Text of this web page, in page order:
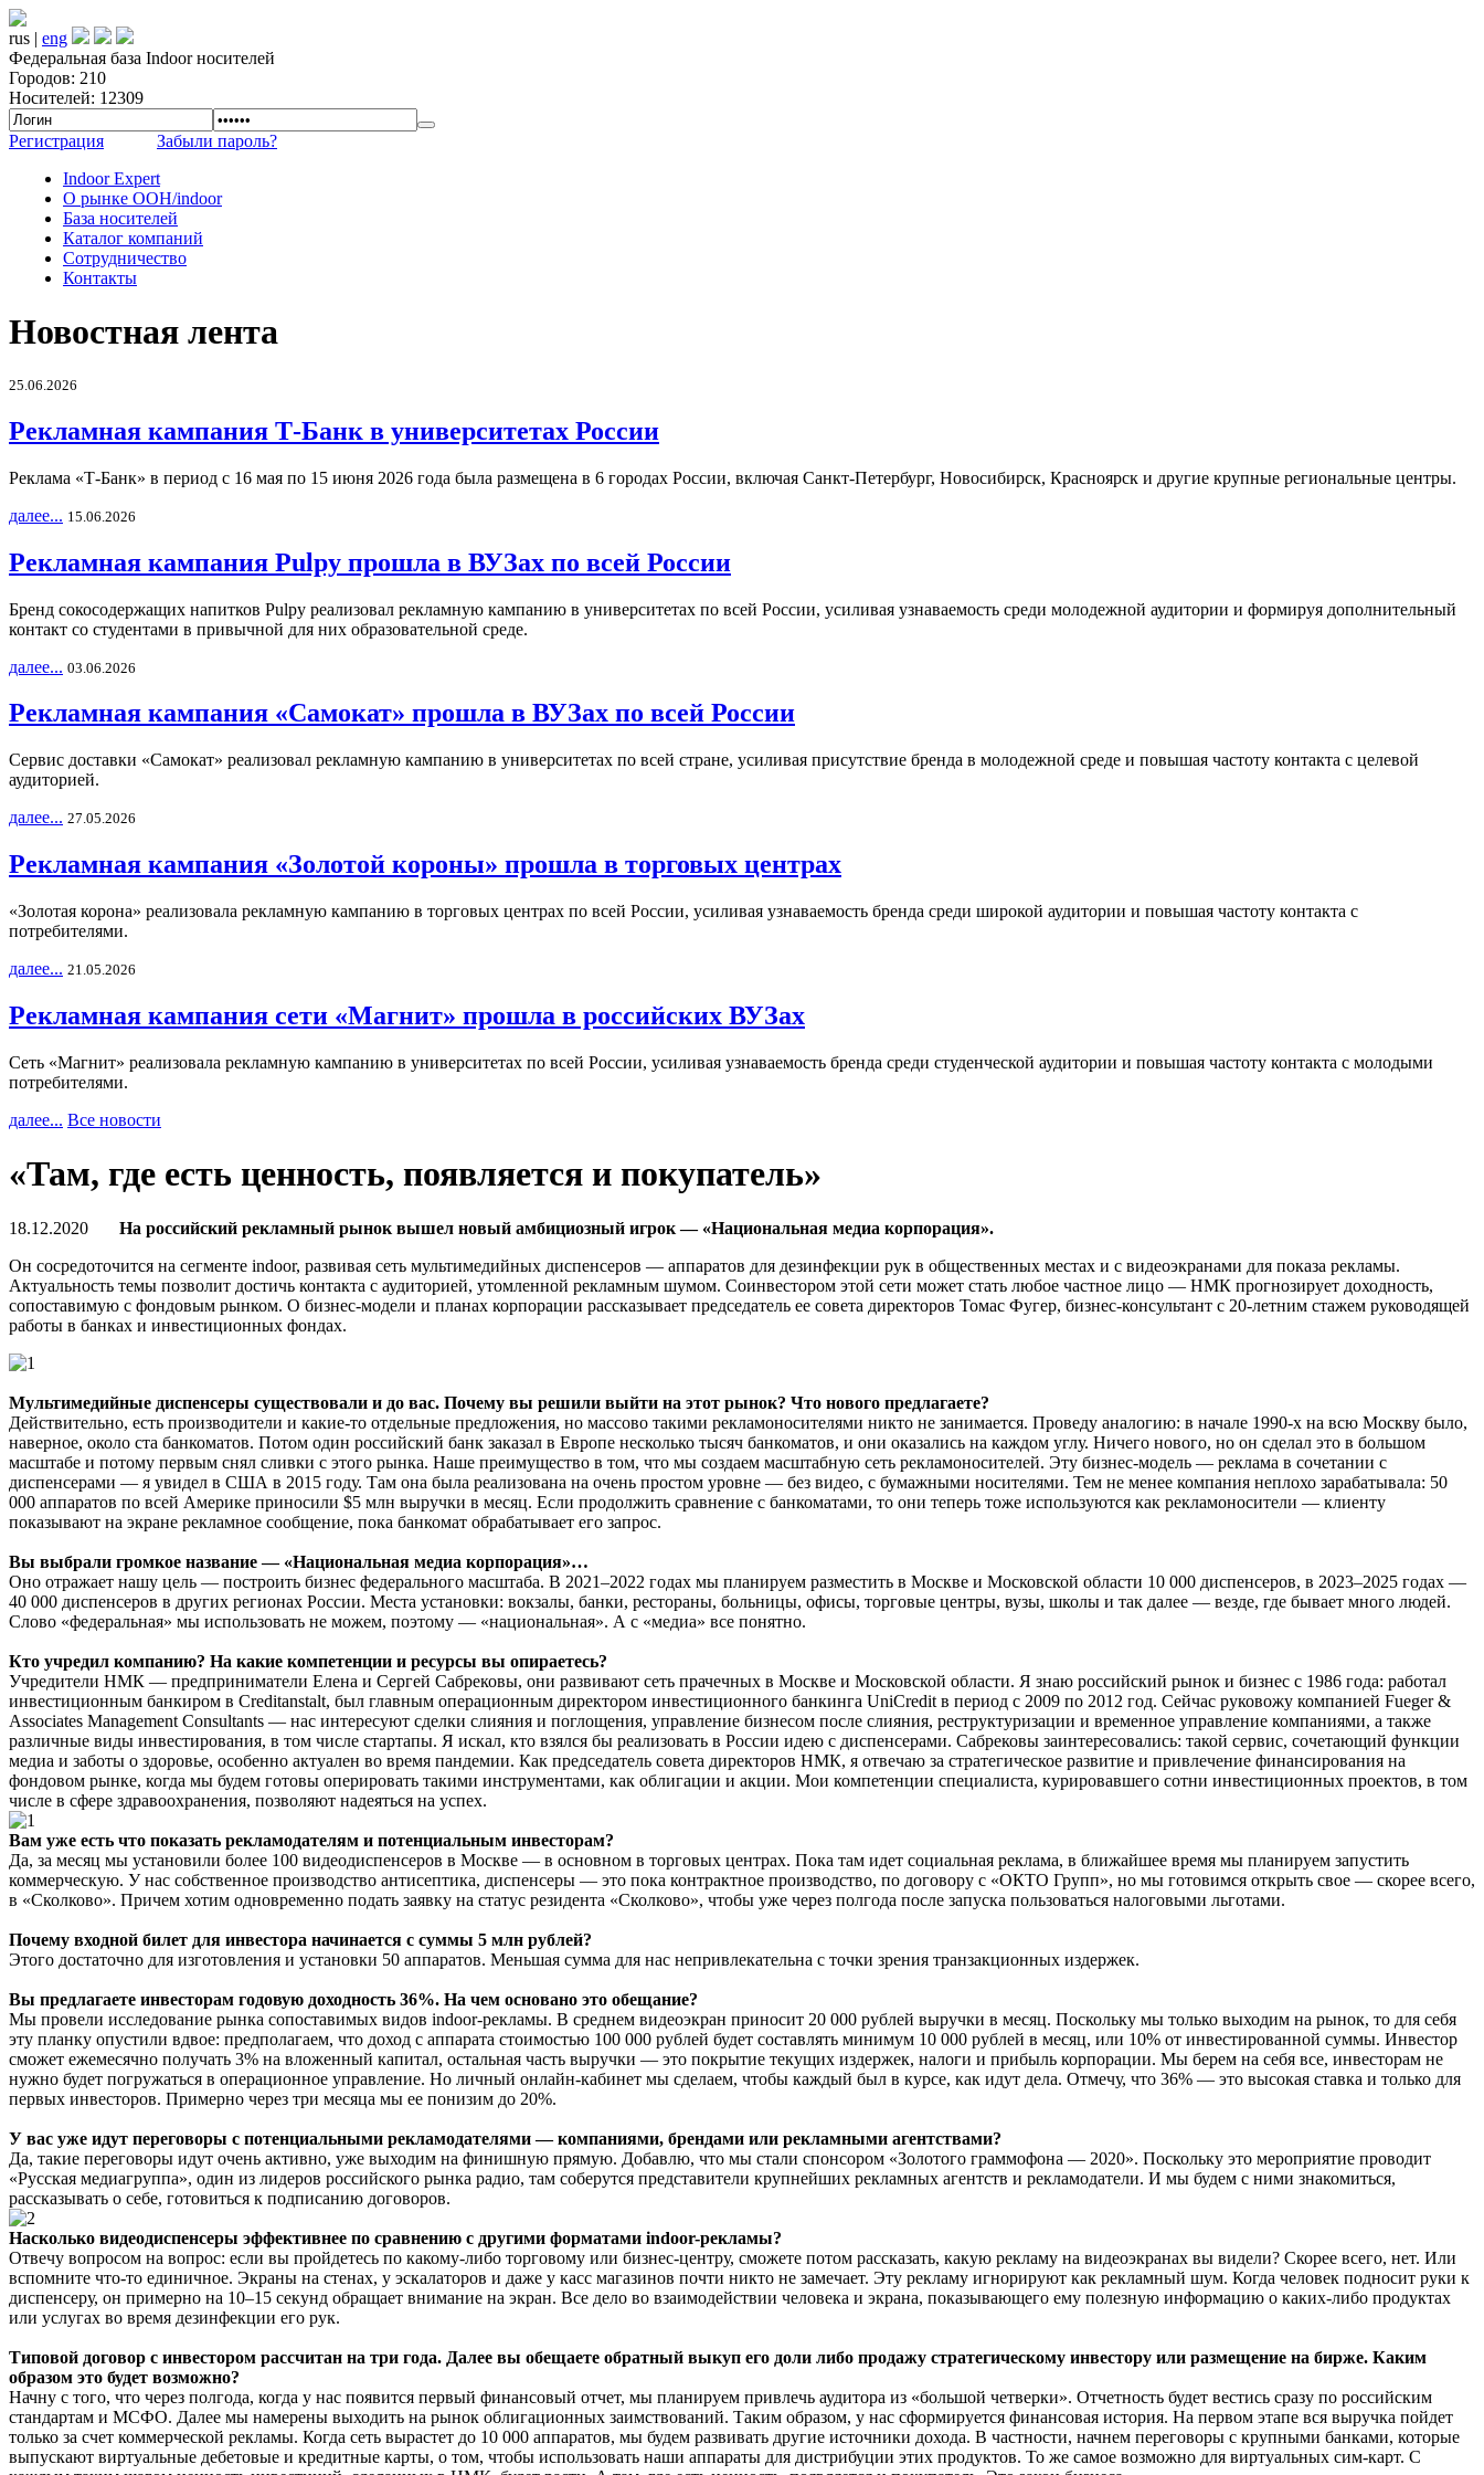
rus | eng
Федеральная база Indoor носителей
Городов: 210
Носителей: 12309
Регистрация
Забыли пароль?
Indoor Expert
О рынке OOH/indoor
База носителей
Каталог компаний
Сотрудничество
Контакты
Новостная лента
25.06.2026
Рекламная кампания Т-Банк в университетах России
Реклама «Т-Банк» в период с 16 мая по 15 июня 2026 года была размещена в 6 городах России, включая Санкт-Петербург, Новосибирск, Красноярск и другие крупные региональные центры.
далее... 15.06.2026
Рекламная кампания Pulpy прошла в ВУЗах по всей России
Бренд сокосодержащих напитков Pulpy реализовал рекламную кампанию в университетах по всей России, усиливая узнаваемость среди молодежной аудитории и формируя дополнительный
контакт со студентами в привычной для них образовательной среде.
далее... 03.06.2026
Рекламная кампания «Самокат» прошла в ВУЗах по всей России
Сервис доставки «Самокат» реализовал рекламную кампанию в университетах по всей стране, усиливая присутствие бренда в молодежной среде и повышая частоту контакта с целевой
аудиторией.
далее... 27.05.2026
Рекламная кампания «Золотой короны» прошла в торговых центрах
«Золотая корона» реализовала рекламную кампанию в торговых центрах по всей России, усиливая узнаваемость бренда среди широкой аудитории и повышая частоту контакта с
потребителями.
далее... 21.05.2026
Рекламная кампания сети «Магнит» прошла в российских ВУЗах
Сеть «Магнит» реализовала рекламную кампанию в университетах по всей России, усиливая узнаваемость бренда среди студенческой аудитории и повышая частоту контакта с молодыми
потребителями.
далее... Все новости
«Там, где есть ценность, появляется и покупатель»
18.12.2020
На российский рекламный рынок вышел новый амбициозный игрок — «Национальная медиа корпорация».
Он сосредоточится на сегменте indoor, развивая сеть мультимедийных диспенсеров — аппаратов для дезинфекции рук в общественных местах и с видеоэкранами для показа рекламы.
Актуальность темы позволит достичь контакта с аудиторией, утомленной рекламным шумом. Соинвестором этой сети может стать любое частное лицо — НМК прогнозирует доходность,
сопоставимую с фондовым рынком. О бизнес-модели и планах корпорации рассказывает председатель ее совета директоров Томас Фугер, бизнес-консультант с 20-летним стажем руководящей
работы в банках и инвестиционных фондах.
Мультимедийные диспенсеры существовали и до вас. Почему вы решили выйти на этот рынок? Что нового предлагаете?
Действительно, есть производители и какие-то отдельные предложения, но массово такими рекламоносителями никто не занимается. Проведу аналогию: в начале 1990-х на всю Москву было,
наверное, около ста банкоматов. Потом один российский банк заказал в Европе несколько тысяч банкоматов, и они оказались на каждом углу. Ничего нового, но он сделал это в большом
масштабе и потому первым снял сливки с этого рынка. Наше преимущество в том, что мы создаем масштабную сеть рекламоносителей. Эту бизнес-модель — реклама в сочетании с
диспенсерами — я увидел в США в 2015 году. Там она была реализована на очень простом уровне — без видео, с бумажными носителями. Тем не менее компания неплохо зарабатывала: 50
000 аппаратов по всей Америке приносили $5 млн выручки в месяц. Если продолжить сравнение с банкоматами, то они теперь тоже используются как рекламоносители — клиенту
показывают на экране рекламное сообщение, пока банкомат обрабатывает его запрос.
Вы выбрали громкое название — «Национальная медиа корпорация»…
Оно отражает нашу цель — построить бизнес федерального масштаба. В 2021–2022 годах мы планируем разместить в Москве и Московской области 10 000 диспенсеров, в 2023–2025 годах —
40 000 диспенсеров в других регионах России. Места установки: вокзалы, банки, рестораны, больницы, офисы, торговые центры, вузы, школы и так далее — везде, где бывает много людей.
Слово «федеральная» мы использовать не можем, поэтому — «национальная». А с «медиа» все понятно.
Кто учредил компанию? На какие компетенции и ресурсы вы опираетесь?
Учредители НМК — предприниматели Елена и Сергей Сабрековы, они развивают сеть прачечных в Москве и Московской области. Я знаю российский рынок и бизнес с 1986 года: работал
инвестиционным банкиром в Creditanstalt, был главным операционным директором инвестиционного банкинга UniCredit в период с 2009 по 2012 год. Сейчас руковожу компанией Fueger &
Associates Management Consultants — нас интересуют сделки слияния и поглощения, управление бизнесом после слияния, реструктуризации и временное управление компаниями, а также
различные виды инвестирования, в том числе стартапы. Я искал, кто взялся бы реализовать в России идею с диспенсерами. Сабрековы заинтересовались: такой сервис, сочетающий функции
медиа и заботы о здоровье, особенно актуален во время пандемии. Как председатель совета директоров НМК, я отвечаю за стратегическое развитие и привлечение финансирования на
фондовом рынке, когда мы будем готовы оперировать такими инструментами, как облигации и акции. Мои компетенции специалиста, курировавшего сотни инвестиционных проектов, в том
числе в сфере здравоохранения, позволяют надеяться на успех.
Вам уже есть что показать рекламодателям и потенциальным инвесторам?
Да, за месяц мы установили более 100 видеодиспенсеров в Москве — в основном в торговых центрах. Пока там идет социальная реклама, в ближайшее время мы планируем запустить
коммерческую. У нас собственное производство антисептика, диспенсеры — это пока контрактное производство, по договору с «ОКТО Групп», но мы готовимся открыть свое — скорее всего,
в «Сколково». Причем хотим одновременно подать заявку на статус резидента «Сколково», чтобы уже через полгода после запуска пользоваться налоговыми льготами.
Почему входной билет для инвестора начинается с суммы 5 млн рублей?
Этого достаточно для изготовления и установки 50 аппаратов. Меньшая сумма для нас непривлекательна с точки зрения транзакционных издержек.
Вы предлагаете инвесторам годовую доходность 36%. На чем основано это обещание?
Мы провели исследование рынка сопоставимых видов indoor-рекламы. В среднем видеоэкран приносит 20 000 рублей выручки в месяц. Поскольку мы только выходим на рынок, то для себя
эту планку опустили вдвое: предполагаем, что доход с аппарата стоимостью 100 000 рублей будет составлять минимум 10 000 рублей в месяц, или 10% от инвестированной суммы. Инвестор
сможет ежемесячно получать 3% на вложенный капитал, остальная часть выручки — это покрытие текущих издержек, налоги и прибыль корпорации. Мы берем на себя все, инвесторам не
нужно будет погружаться в операционное управление. Но личный онлайн-кабинет мы сделаем, чтобы каждый был в курсе, как идут дела. Отмечу, что 36% — это высокая ставка и только для
первых инвесторов. Примерно через три месяца мы ее понизим до 20%.
У вас уже идут переговоры с потенциальными рекламодателями — компаниями, брендами или рекламными агентствами?
Да, такие переговоры идут очень активно, уже выходим на финишную прямую. Добавлю, что мы стали спонсором «Золотого граммофона — 2020». Поскольку это мероприятие проводит
«Русская медиагруппа», один из лидеров российского рынка радио, там соберутся представители крупнейших рекламных агентств и рекламодатели. И мы будем с ними знакомиться,
рассказывать о себе, готовиться к подписанию договоров.
Насколько видеодиспенсеры эффективнее по сравнению с другими форматами indoor-рекламы?
Отвечу вопросом на вопрос: если вы пройдетесь по какому-либо торговому или бизнес-центру, сможете потом рассказать, какую рекламу на видеоэкранах вы видели? Скорее всего, нет. Или
вспомните что-то единичное. Экраны на стенах, у эскалаторов и даже у касс магазинов почти никто не замечает. Эту рекламу игнорируют как рекламный шум. Когда человек подносит руки к
диспенсеру, он примерно на 10–15 секунд обращает внимание на экран. Все дело во взаимодействии человека и экрана, показывающего ему полезную информацию о каких-либо продуктах
или услугах во время дезинфекции его рук.
Типовой договор с инвестором рассчитан на три года. Далее вы обещаете обратный выкуп его доли либо продажу стратегическому инвестору или размещение на бирже. Каким
образом это будет возможно?
Начну с того, что через полгода, когда у нас появится первый финансовый отчет, мы планируем привлечь аудитора из «большой четверки». Отчетность будет вестись сразу по российским
стандартам и МСФО. Далее мы намерены выходить на рынок облигационных заимствований. Таким образом, у нас сформируется финансовая история. На первом этапе вся выручка пойдет
только за счет коммерческой рекламы. Когда сеть вырастет до 10 000 аппаратов, мы будем развивать другие источники дохода. В частности, начнем переговоры с крупными банками, которые
выпускают виртуальные дебетовые и кредитные карты, о том, чтобы использовать наши аппараты для дистрибуции этих продуктов. То же самое возможно для виртуальных сим-карт. С